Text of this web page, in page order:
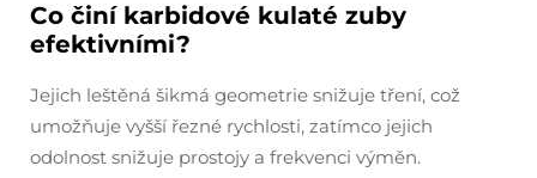
Co činí karbidové kulaté zuby
efektivními?
Jejich leštěná šikmá geometrie snižuje tření, což
umožňuje vyšší řezné rychlosti, zatímco jejich
odolnost snižuje prostojy a frekvenci výměn.